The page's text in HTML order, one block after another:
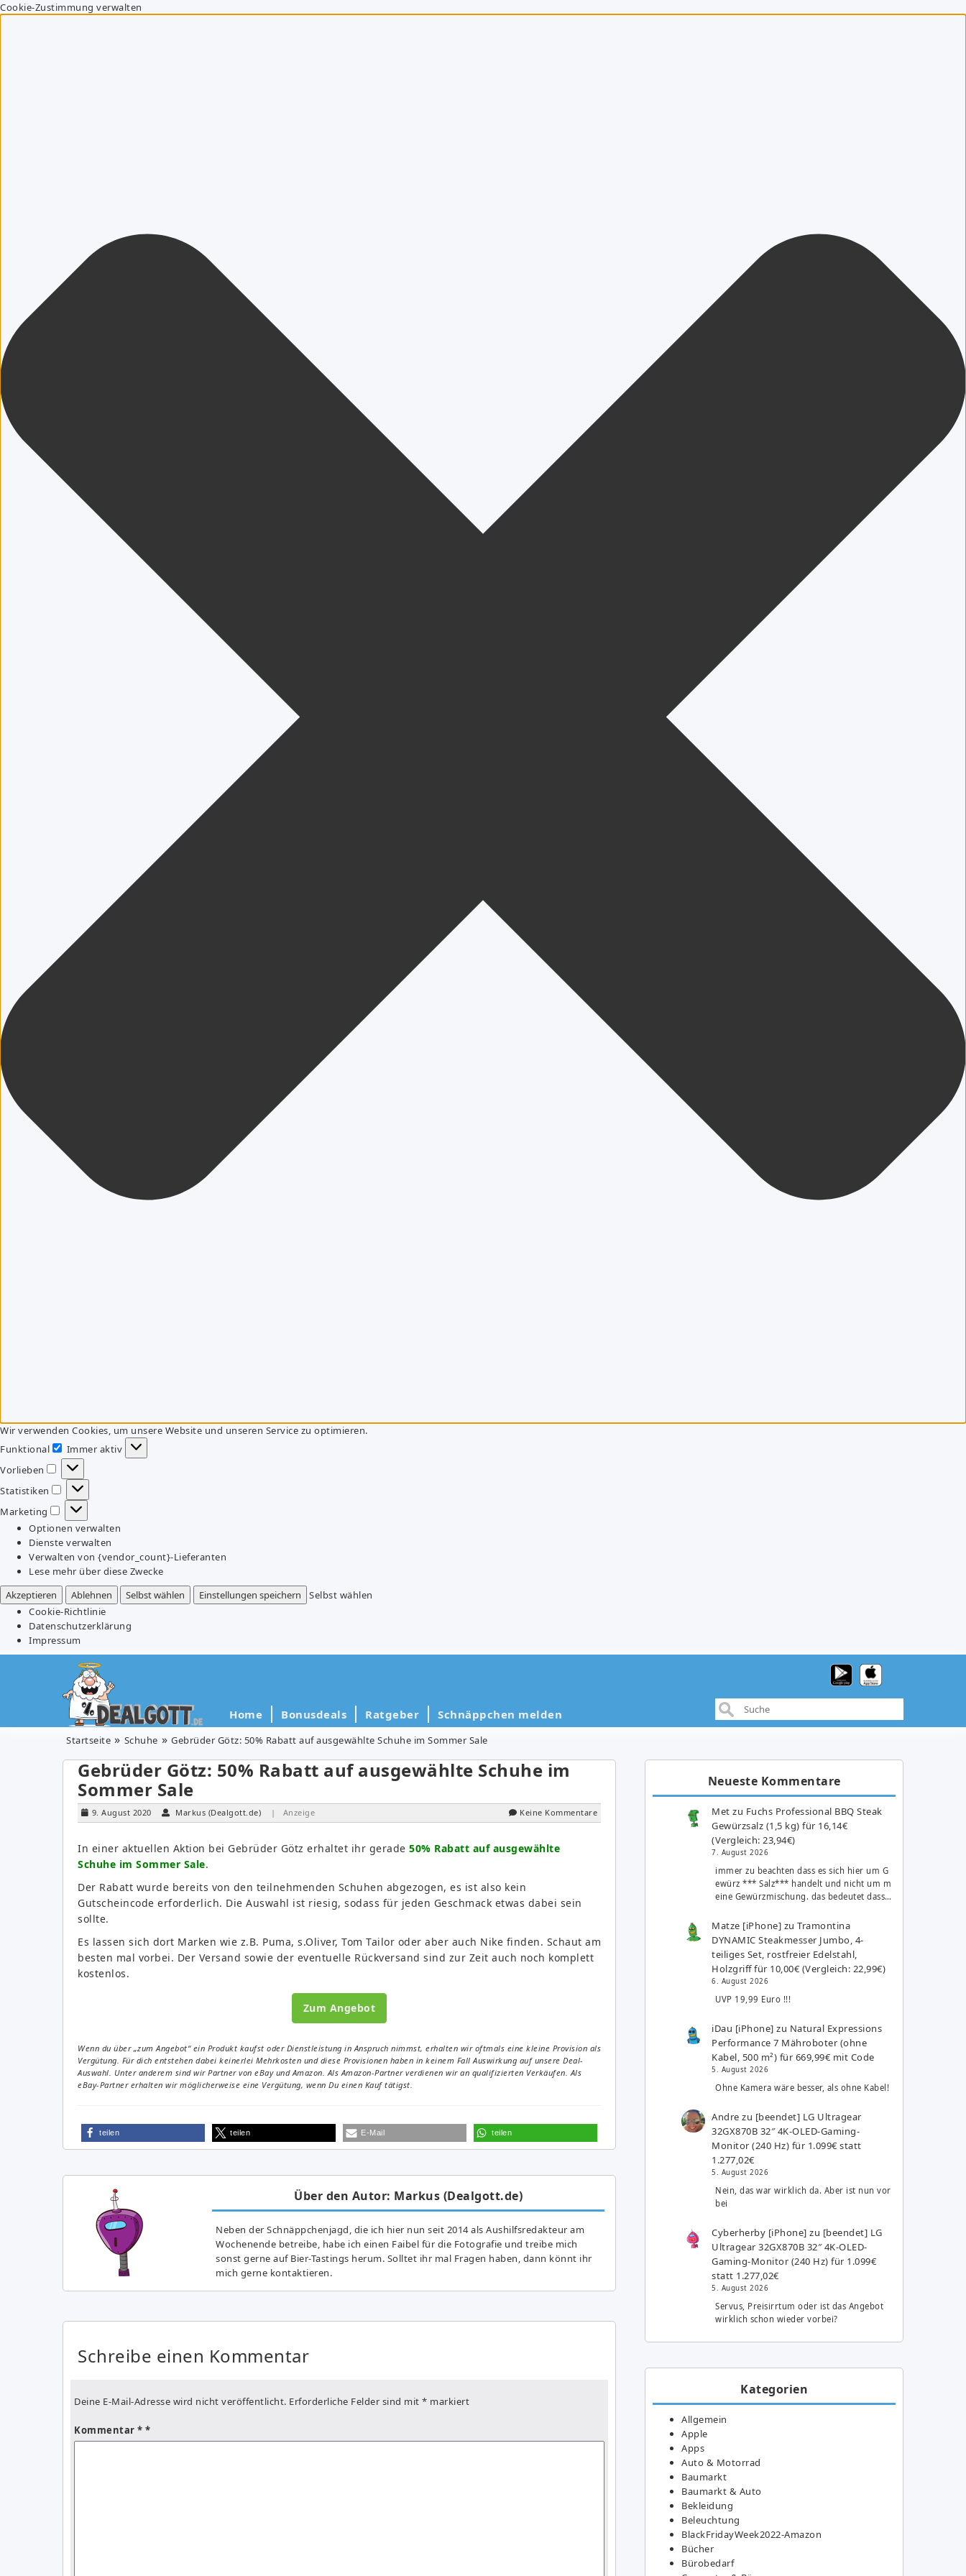
Cookie-Zustimmung verwalten
Wir verwenden Cookies, um unsere Website und unseren Service zu optimieren.
Funktional
Funktional
Immer aktiv
Vorlieben
Vorlieben
Statistiken
Statistiken
Marketing
Marketing
Optionen verwalten
Dienste verwalten
Verwalten von {vendor_count}-Lieferanten
Lese mehr über diese Zwecke
Akzeptieren
Ablehnen Selbst wählen Einstellungen speichern
Selbst wählen
Cookie-Richtlinie
Datenschutzerklärung
Impressum
Home Bonusdeals Ratgeber Schnäppchen melden
Startseite Schuhe Gebrüder Götz: 50% Rabatt auf ausgewählte Schuhe im Sommer Sale
Gebrüder Götz: 50% Rabatt auf ausgewählte Schuhe im
Sommer Sale
9. August 2020 Markus (Dealgott.de) | Anzeige Keine Kommentare
In einer aktuellen Aktion bei Gebrüder Götz erhaltet ihr gerade 50% Rabatt auf ausgewählte
Schuhe im Sommer Sale.
Der Rabatt wurde bereits von den teilnehmenden Schuhen abgezogen, es ist also kein
Gutscheincode erforderlich. Die Auswahl ist riesig, sodass für jeden Geschmack etwas dabei sein
sollte.
Es lassen sich dort Marken wie z.B. Puma, s.Oliver, Tom Tailor oder aber auch Nike finden. Schaut am
besten mal vorbei. Der Versand sowie der eventuelle Rückversand sind zur Zeit auch noch komplett
kostenlos.
Zum Angebot
Wenn du über „zum Angebot“ ein Produkt kaufst oder Dienstleistung in Anspruch nimmst, erhalten wir oftmals eine kleine Provision als
Vergütung. Für dich entstehen dabei keinerlei Mehrkosten und diese Provisionen haben in keinem Fall Auswirkung auf unsere Deal-
Auswahl. Unter anderem sind wir Partner von eBay und Amazon. Als Amazon-Partner verdienen wir an qualifizierten Verkäufen. Als
eBay-Partner erhalten wir möglicherweise eine Vergütung, wenn Du einen Kauf tätigst.
teilen teilen E-Mail teilen
Über den Autor: Markus (Dealgott.de)
Neben der Schnäppchenjagd, die ich hier nun seit 2014 als Aushilfsredakteur am
Wochenende betreibe, habe ich einen Faibel für die Fotografie und treibe mich
sonst gerne auf Bier-Tastings herum. Solltet ihr mal Fragen haben, dann könnt ihr
mich gerne kontaktieren.
Schreibe einen Kommentar
Deine E-Mail-Adresse wird nicht veröffentlicht. Erforderliche Felder sind mit * markiert
Kommentar *
Neueste Kommentare
Met zu Fuchs Professional BBQ Steak
Gewürzsalz (1,5 kg) für 16,14€
(Vergleich: 23,94€)
7. August 2026
immer zu beachten dass es sich hier um G
ewürz *** Salz*** handelt und nicht um m
eine Gewürzmischung. das bedeutet dass…
Matze [iPhone] zuTramontina
DYNAMIC Steakmesser Jumbo, 4-
teiliges Set, rostfreier Edelstahl,
Holzgriff für 10,00€ (Vergleich: 22,99€)
6. August 2026
UVP 19,99 Euro !!!
iDau [iPhone] zu Natural Expressions
Performance 7 Mähroboter (ohne
Kabel, 500 m²) für 669,99€ mit Code
5. August 2026
Ohne Kamera wäre besser, als ohne Kabel!
Andre zu [beendet] LG Ultragear
32GX870B 32″ 4K-OLED-Gaming-
Monitor (240 Hz) für 1.099€ statt
1.277,02€
5. August 2026
Nein, das war wirklich da. Aber ist nun vor
bei
Cyberherby [iPhone] zu [beendet] LG
Ultragear 32GX870B 32″ 4K-OLED-
Gaming-Monitor (240 Hz) für 1.099€
statt 1.277,02€
5. August 2026
Servus, Preisirrtum oder ist das Angebot
wirklich schon wieder vorbei?
Kategorien
Allgemein
Apple
Apps
Auto & Motorrad
Baumarkt
Baumarkt & Auto
Bekleidung
Beleuchtung
BlackFridayWeek2022-Amazon
Bücher
Bürobedarf